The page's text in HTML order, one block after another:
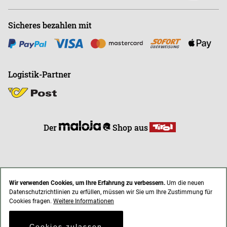
Wir verwenden Cookies, um Ihre Erfahrung zu verbessern. Um die neuen
Datenschutzrichtlinien zu erfüllen, müssen wir Sie um Ihre Zustimmung für
Cookies fragen. Weitere Informationen
Sicheres bezahlen mit
Logistik-Partner
Der Shop aus
AGB Impressum Datenschutz
* Alle Preise inkl. gesetzl. Mehrwertsteuer zzgl. Versandkosten